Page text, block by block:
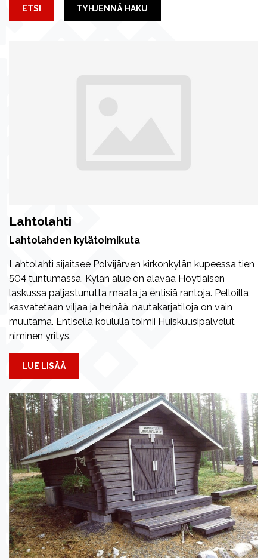
ETSI TYHJENNÄ HAKU
Lahtolahti
Lahtolahden kylätoimikuta
Lahtolahti sijaitsee Polvijärven kirkonkylän kupeessa tien
504 tuntumassa. Kylän alue on alavaa Höytiäisen
laskussa paljastunutta maata ja entisiä rantoja. Pelloilla
kasvatetaan viljaa ja heinää, nautakarjatiloja on vain
muutama. Entisellä koululla toimii Huiskuusipalvelut
niminen yritys.
LUE LISÄÄ